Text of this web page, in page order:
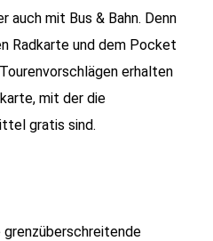
auch mit Bus & Bahn. Denn
Radkarte und dem Pocket
erhalten
mit der die
gratis sind.